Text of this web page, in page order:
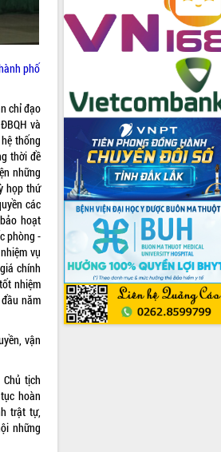
phố
chỉ đạo
và
thống
thời đề
những
họp thứ
các
hoạt
phòng -
vụ
chính
nhiệm
năm
vận
tịch
hoàn
trật tự,
những